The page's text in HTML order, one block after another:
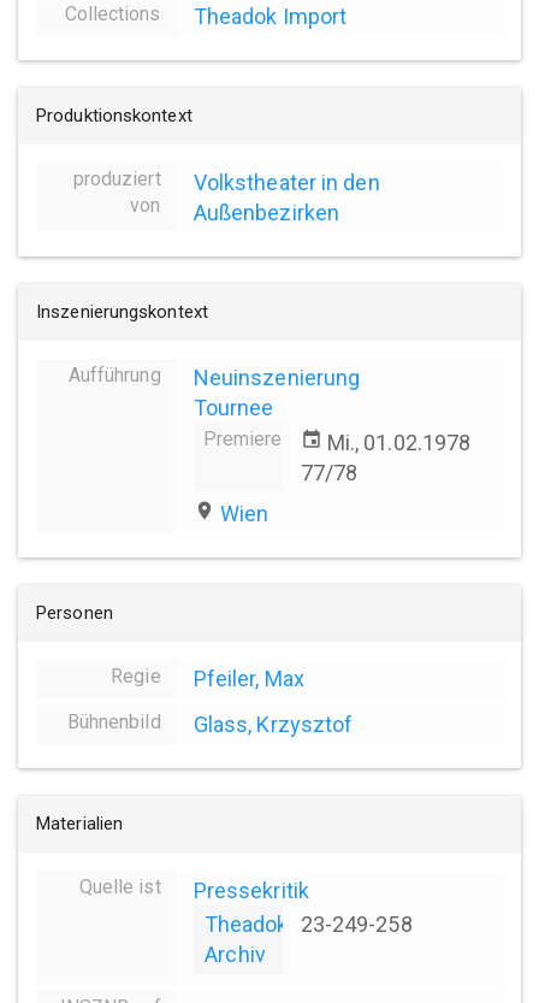
Collections Theadok Import
Produktionskontext
produziert
von
Volkstheater in den
Außenbezirken
Inszenierungskontext
Aufführung
Neuinszenierung
Tournee
Premiere event Mi., 01.02.1978
77/78
place Wien
Personen
Regie Pfeiler, Max
Bühnenbild Glass, Krzysztof
Materialien
Quelle ist
Pressekritik
Theadok
Archiv
23-249-258